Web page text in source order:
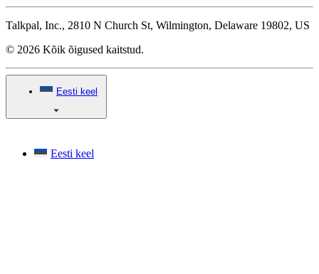
Talkpal, Inc., 2810 N Church St, Wilmington, Delaware 19802, US
© 2026 Kõik õigused kaitstud.
Eesti keel
Eesti keel